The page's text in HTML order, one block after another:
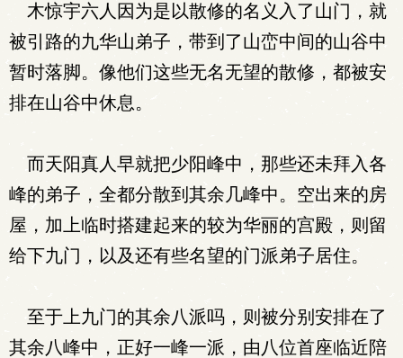
木惊宇六人因为是以散修的名义入了山门，就
被引路的九华山弟子，带到了山峦中间的山谷中
暂时落脚。像他们这些无名无望的散修，都被安
排在山谷中休息。
而天阳真人早就把少阳峰中，那些还未拜入各
峰的弟子，全都分散到其余几峰中。空出来的房
屋，加上临时搭建起来的较为华丽的宫殿，则留
给下九门，以及还有些名望的门派弟子居住。
至于上九门的其余八派吗，则被分别安排在了
其余八峰中，正好一峰一派，由八位首座临近陪